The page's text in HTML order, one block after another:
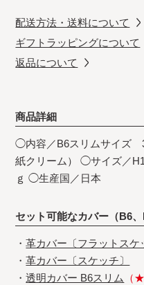
配送方法・送料について
ギフトラッピングについて
返品について
商品詳細
◯内容／B6スリムサイズ
紙クリーム） ◯サイズ／
ｇ ◯生産国／日本
セット可能なカバー（B6、
・革カバー〔フラットスケ
・革カバー〔スケッチ〕
・透明カバー B6スリム
（★